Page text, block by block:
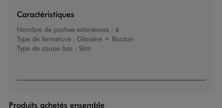
Caractéristiques
Nombre de poches exterieures : 4
Type de fermeture : Glissière + Bouton
Type de coupe bas : Slim
Produits achetés ensemble